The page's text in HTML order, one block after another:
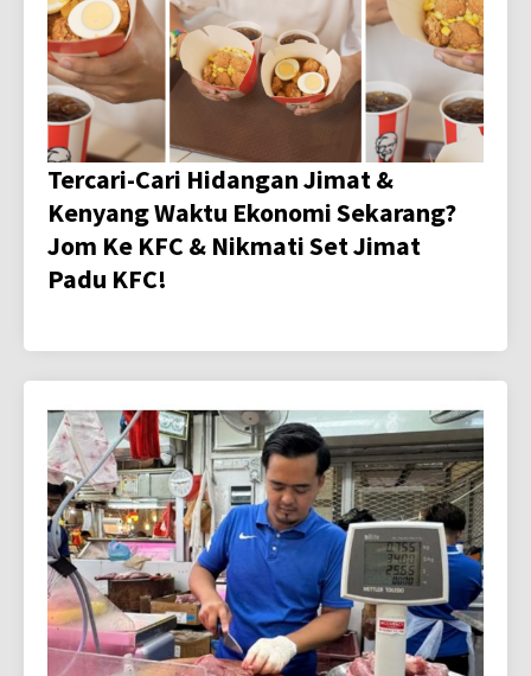
Tercari-Cari Hidangan Jimat &
Kenyang Waktu Ekonomi Sekarang?
Jom Ke KFC & Nikmati Set Jimat
Padu KFC!